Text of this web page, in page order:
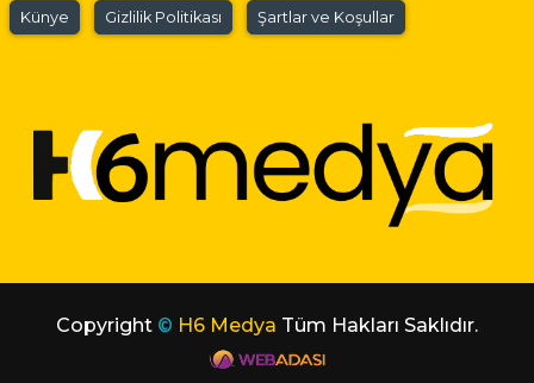
Künye Gizlilik Politikası Şartlar ve Koşullar
Copyright © H6 Medya Tüm Hakları Saklıdır.